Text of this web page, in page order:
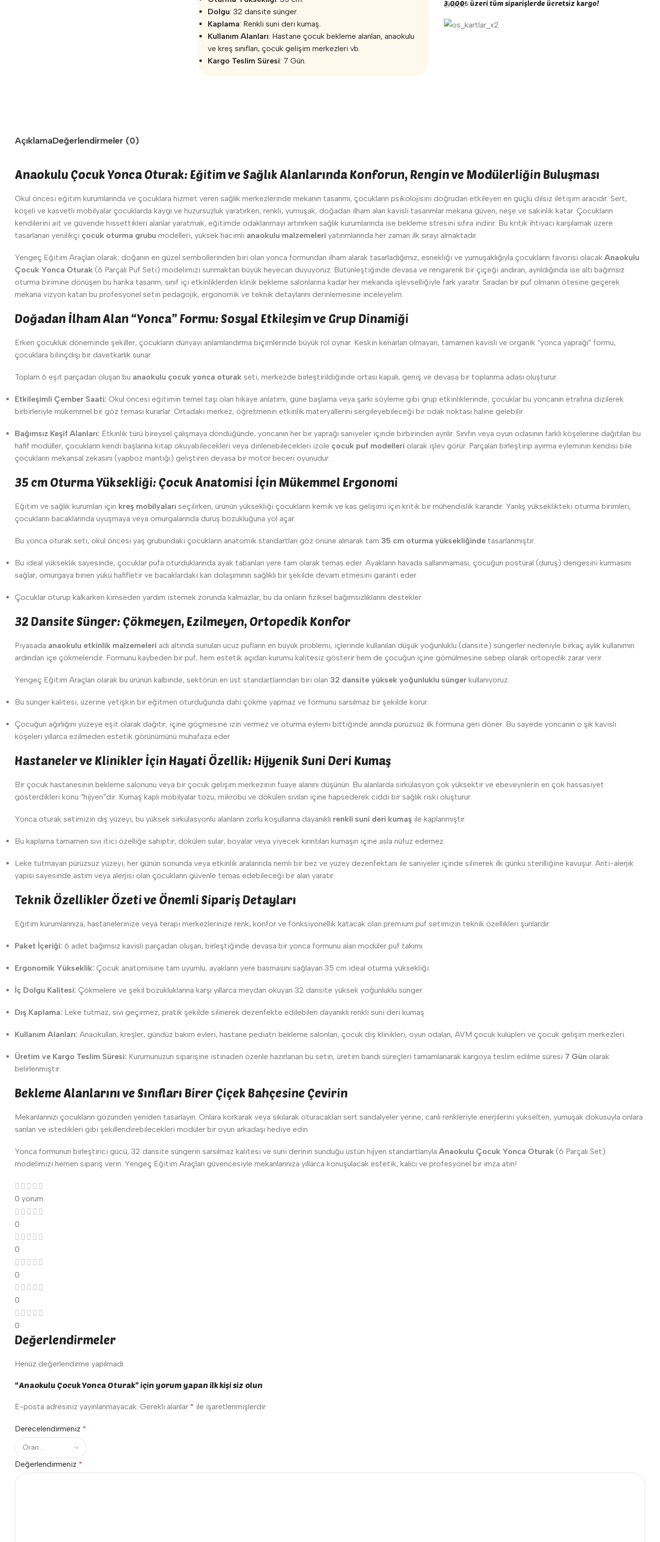
Dolgu: 32 dansite sünger.
Kaplama: Renkli suni deri kumaş.
Kullanım Alanları: Hastane çocuk bekleme alanları, anaokulu
ve kreş sınıfları, çocuk gelişim merkezleri vb.
Kargo Teslim Süresi: 7 Gün.
3.000₺ üzeri tüm siparişlerde ücretsiz kargo!
AçıklamaDeğerlendirmeler (0)
Anaokulu Çocuk Yonca Oturak: Eğitim ve Sağlık Alanlarında Konforun, Rengin ve Modülerliğin Buluşması
Okul öncesi eğitim kurumlarında ve çocuklara hizmet veren sağlık merkezlerinde mekanın tasarımı, çocukların psikolojisini doğrudan etkileyen en güçlü dilsiz iletişim aracıdır. Sert,
köşeli ve kasvetli mobilyalar çocuklarda kaygı ve huzursuzluk yaratırken; renkli, yumuşak, doğadan ilham alan kavisli tasarımlar mekana güven, neşe ve sakinlik katar. Çocukların
kendilerini ait ve güvende hissettikleri alanlar yaratmak, eğitimde odaklanmayı artırırken sağlık kurumlarında ise bekleme stresini sıfıra indirir. Bu kritik ihtiyacı karşılamak üzere
tasarlanan yenilikçi çocuk oturma grubu modelleri, yüksek hacimli anaokulu malzemeleri yatırımlarında her zaman ilk sırayı almaktadır.
Yengeç Eğitim Araçları olarak; doğanın en güzel sembollerinden biri olan yonca formundan ilham alarak tasarladığımız, esnekliği ve yumuşaklığıyla çocukların favorisi olacak Anaokulu
Çocuk Yonca Oturak (6 Parçalı Puf Seti) modelimizi sunmaktan büyük heyecan duyuyoruz. Bütünleştiğinde devasa ve rengarenk bir çiçeği andıran, ayrıldığında ise altı bağımsız
oturma birimine dönüşen bu harika tasarım; sınıf içi etkinliklerden klinik bekleme salonlarına kadar her mekanda işlevselliğiyle fark yaratır. Sıradan bir puf olmanın ötesine geçerek
mekana vizyon katan bu profesyonel setin pedagojik, ergonomik ve teknik detaylarını derinlemesine inceleyelim.
Doğadan İlham Alan “Yonca” Formu: Sosyal Etkileşim ve Grup Dinamiği
Erken çocukluk döneminde şekiller, çocukların dünyayı anlamlandırma biçimlerinde büyük rol oynar. Keskin kenarları olmayan, tamamen kavisli ve organik “yonca yaprağı” formu,
çocuklara bilinçdışı bir davetkarlık sunar.
Toplam 6 eşit parçadan oluşan bu anaokulu çocuk yonca oturak seti, merkezde birleştirildiğinde ortası kapalı, geniş ve devasa bir toplanma adası oluşturur.
Etkileşimli Çember Saati: Okul öncesi eğitimin temel taşı olan hikaye anlatımı, güne başlama veya şarkı söyleme gibi grup etkinliklerinde, çocuklar bu yoncanın etrafına dizilerek
birbirleriyle mükemmel bir göz teması kurarlar. Ortadaki merkez, öğretmenin etkinlik materyallerini sergileyebileceği bir odak noktası haline gelebilir.
Bağımsız Keşif Alanları: Etkinlik türü bireysel çalışmaya döndüğünde, yoncanın her bir yaprağı saniyeler içinde birbirinden ayrılır. Sınıfın veya oyun odasının farklı köşelerine dağıtılan bu
hafif modüller, çocukların kendi başlarına kitap okuyabilecekleri veya dinlenebilecekleri izole çocuk puf modelleri olarak işlev görür. Parçaları birleştirip ayırma eyleminin kendisi bile
çocukların mekansal zekasını (yapboz mantığı) geliştiren devasa bir motor beceri oyunudur.
35 cm Oturma Yüksekliği: Çocuk Anatomisi İçin Mükemmel Ergonomi
Eğitim ve sağlık kurumları için kreş mobilyaları seçilirken, ürünün yüksekliği çocukların kemik ve kas gelişimi için kritik bir mühendislik kararıdır. Yanlış yükseklikteki oturma birimleri,
çocukların bacaklarında uyuşmaya veya omurgalarında duruş bozukluğuna yol açar.
Bu yonca oturak seti, okul öncesi yaş grubundaki çocukların anatomik standartları göz önüne alınarak tam 35 cm oturma yüksekliğinde tasarlanmıştır.
Bu ideal yükseklik sayesinde, çocuklar pufa oturduklarında ayak tabanları yere tam olarak temas eder. Ayakların havada sallanmaması, çocuğun postüral (duruş) dengesini kurmasını
sağlar, omurgaya binen yükü hafifletir ve bacaklardaki kan dolaşımının sağlıklı bir şekilde devam etmesini garanti eder.
Çocuklar oturup kalkarken kimseden yardım istemek zorunda kalmazlar, bu da onların fiziksel bağımsızlıklarını destekler.
32 Dansite Sünger: Çökmeyen, Ezilmeyen, Ortopedik Konfor
Piyasada anaokulu etkinlik malzemeleri adı altında sunulan ucuz pufların en büyük problemi, içlerinde kullanılan düşük yoğunluklu (dansite) süngerler nedeniyle birkaç aylık kullanımın
ardından içe çökmeleridir. Formunu kaybeden bir puf, hem estetik açıdan kurumu kalitesiz gösterir hem de çocuğun içine gömülmesine sebep olarak ortopedik zarar verir.
Yengeç Eğitim Araçları olarak bu ürünün kalbinde, sektörün en üst standartlarından biri olan 32 dansite yüksek yoğunluklu sünger kullanıyoruz.
Bu sünger kalitesi, üzerine yetişkin bir eğitmen oturduğunda dahi çökme yapmaz ve formunu sarsılmaz bir şekilde korur.
Çocuğun ağırlığını yüzeye eşit olarak dağıtır, içine göçmesine izin vermez ve oturma eylemi bittiğinde anında pürüzsüz ilk formuna geri döner. Bu sayede yoncanın o şık kavisli
köşeleri yıllarca ezilmeden estetik görünümünü muhafaza eder.
Hastaneler ve Klinikler İçin Hayati Özellik: Hijyenik Suni Deri Kumaş
Bir çocuk hastanesinin bekleme salonunu veya bir çocuk gelişim merkezinin fuaye alanını düşünün. Bu alanlarda sirkülasyon çok yüksektir ve ebeveynlerin en çok hassasiyet
gösterdikleri konu “hijyen”dir. Kumaş kaplı mobilyalar tozu, mikrobu ve dökülen sıvıları içine hapsederek ciddi bir sağlık riski oluşturur.
Yonca oturak setimizin dış yüzeyi, bu yüksek sirkülasyonlu alanların zorlu koşullarına dayanıklı renkli suni deri kumaş ile kaplanmıştır.
Bu kaplama tamamen sıvı itici özelliğe sahiptir; dökülen sular, boyalar veya yiyecek kırıntıları kumaşın içine asla nüfuz edemez.
Leke tutmayan pürüzsüz yüzeyi, her günün sonunda veya etkinlik aralarında nemli bir bez ve yüzey dezenfektanı ile saniyeler içinde silinerek ilk günkü sterilliğine kavuşur. Anti-alerjik
yapısı sayesinde astım veya alerjisi olan çocukların güvenle temas edebileceği bir alan yaratır.
Teknik Özellikler Özeti ve Önemli Sipariş Detayları
Eğitim kurumlarınıza, hastanelerinize veya terapi merkezlerinize renk, konfor ve fonksiyonellik katacak olan premium puf setimizin teknik özellikleri şunlardır:
Paket İçeriği: 6 adet bağımsız kavisli parçadan oluşan, birleştiğinde devasa bir yonca formunu alan modüler puf takımı.
Ergonomik Yükseklik: Çocuk anatomisine tam uyumlu, ayakların yere basmasını sağlayan 35 cm ideal oturma yüksekliği.
İç Dolgu Kalitesi: Çökmelere ve şekil bozukluklarına karşı yıllarca meydan okuyan 32 dansite yüksek yoğunluklu sünger.
Dış Kaplama: Leke tutmaz, sıvı geçirmez, pratik şekilde silinerek dezenfekte edilebilen dayanıklı renkli suni deri kumaş.
Kullanım Alanları: Anaokulları, kreşler, gündüz bakım evleri, hastane pediatri bekleme salonları, çocuk diş klinikleri, oyun odaları, AVM çocuk kulüpleri ve çocuk gelişim merkezleri.
Üretim ve Kargo Teslim Süresi: Kurumunuzun siparişine istinaden özenle hazırlanan bu setin, üretim bandı süreçleri tamamlanarak kargoya teslim edilme süresi 7 Gün olarak
belirlenmiştir.
Bekleme Alanlarını ve Sınıfları Birer Çiçek Bahçesine Çevirin
Mekanlarınızı çocukların gözünden yeniden tasarlayın. Onlara korkarak veya sıkılarak oturacakları sert sandalyeler yerine; canlı renkleriyle enerjilerini yükselten, yumuşak dokusuyla onlara
sarılan ve istedikleri gibi şekillendirebilecekleri modüler bir oyun arkadaşı hediye edin.
Yonca formunun birleştirici gücü, 32 dansite süngerin sarsılmaz kalitesi ve suni derinin sunduğu üstün hijyen standartlarıyla Anaokulu Çocuk Yonca Oturak (6 Parçalı Set)
modelimizi hemen sipariş verin. Yengeç Eğitim Araçları güvencesiyle mekanlarınıza yıllarca konuşulacak estetik, kalıcı ve profesyonel bir imza atın!
0 yorum
0
0
0
0
0
Değerlendirmeler
Henüz değerlendirme yapılmadı.
“Anaokulu Çocuk Yonca Oturak” için yorum yapan ilk kişi siz olun
E-posta adresiniz yayınlanmayacak. Gerekli alanlar * ile işaretlenmişlerdir
Derecelendirmeniz *
Değerlendirmeniz *